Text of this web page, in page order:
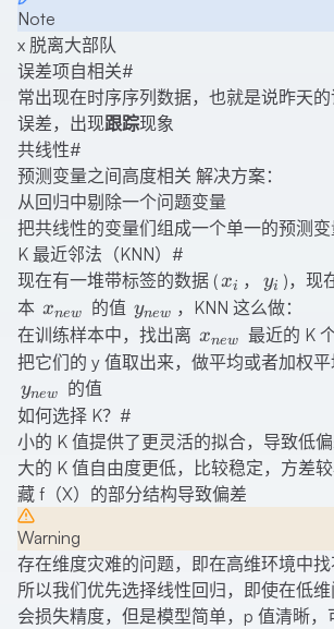
Note
x 脱离大部队
误差项自相关#
常出现在时序序列数据，也就是说昨天
误差，出现跟踪现象
共线性#
预测变量之间高度相关 解决方案：
从回归中剔除一个问题变量
把共线性的变量们组成一个单一的预测变
K 最近邻法（KNN） #
现在有一堆带标签的数据 (x_i
xi ， y_i
yi )，现
本 x_{new}
xnew 的值 y_{new}
ynew ，KNN 这么做：
在训练样本中，找出离 x_{new}
xnew
最近的 K
把它们的 y 值取出来，做平均或者加权
y_{new}
ynew
的值
如何选择 K？ #
小的 K 值提供了更灵活的拟合，导致低
大的 K 值自由度更低，比较稳定，方差
藏 f（X）的部分结构导致偏差
Warning
存在维度灾难的问题，即在高维环境中
所以我们优先选择线性回归，即使在低
会损失精度，但是模型简单，p 值清晰，